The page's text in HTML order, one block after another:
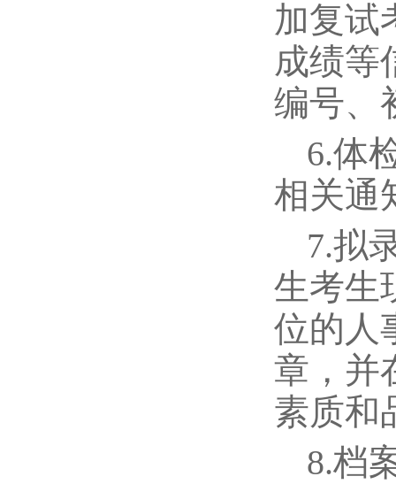
加复试
成绩等
编号、
6.体
相关通
7.拟
生考生
位的人
章，并
素质和
8.档